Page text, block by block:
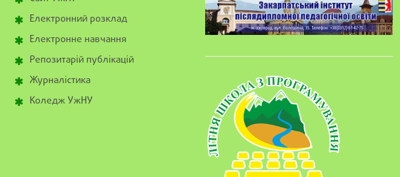
Електронний розклад
Електронне навчання
Репозитарій публікацій
Журналістика
Коледж УжНУ